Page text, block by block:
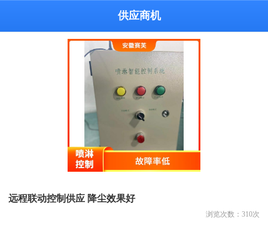
供应商机
远程联动控制供应 降尘效果好
浏览次数： 310次